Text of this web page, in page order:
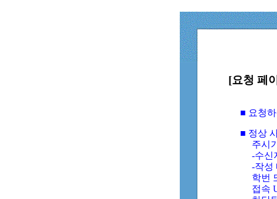
[요청 페
■ 요청
■ 정상
주시
-수신
-작성
학번
접속